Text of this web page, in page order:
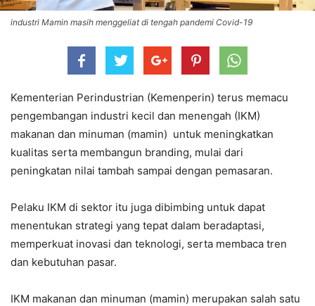
industri Mamin masih menggeliat di tengah pandemi Covid-19
Kementerian Perindustrian (Kemenperin) terus memacu
pengembangan industri kecil dan menengah (IKM)
makanan dan minuman (mamin) untuk meningkatkan
kualitas serta membangun branding, mulai dari
peningkatan nilai tambah sampai dengan pemasaran.
Pelaku IKM di sektor itu juga dibimbing untuk dapat
menentukan strategi yang tepat dalam beradaptasi,
memperkuat inovasi dan teknologi, serta membaca tren
dan kebutuhan pasar.
IKM makanan dan minuman (mamin) merupakan salah satu